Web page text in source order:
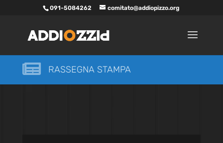
091-5084262 comitato@addiopizzo.org
 RASSEGNA STAMPA